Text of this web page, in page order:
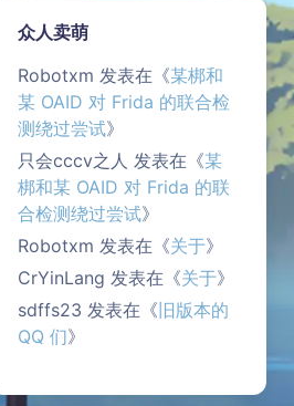
众人卖萌
Robotxm 发表在《某梆和
某 OAID 对 Frida 的联合检
测绕过尝试》
只会cccv之人 发表在《某
梆和某 OAID 对 Frida 的联
合检测绕过尝试》
Robotxm 发表在《关于》
CrYinLang 发表在《关于》
sdffs23 发表在《旧版本的
QQ 们》